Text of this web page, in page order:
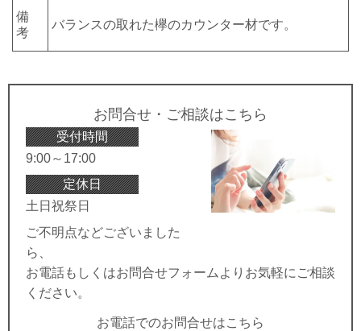
備
考
バランスの取れた欅のカウンター材です。
お問合せ・ご相談はこちら
受付時間
9:00～17:00
定休日
土日祝祭日
ご不明点などございました
ら、
お電話もしくはお問合せフォームよりお気軽にご相談
ください。
お電話でのお問合せはこちら